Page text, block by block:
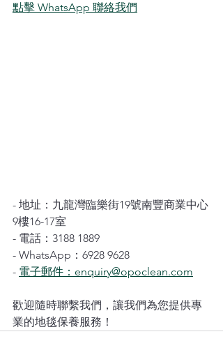
點擊 WhatsApp 聯絡我們
- 地址：九龍灣臨樂街19號南豐商業中心
9樓16-17室
- 電話：3188 1889
- WhatsApp：6928 9628
- 電子郵件：enquiry@opoclean.com
歡迎隨時聯繫我們，讓我們為您提供專
業的地毯保養服務！